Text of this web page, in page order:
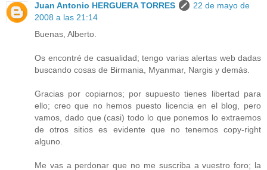
Juan Antonio HERGUERA TORRES
22 de mayo de
2008 a las 21:14
Buenas, Alberto.
Os encontré de casualidad; tengo varias alertas web dadas
buscando cosas de Birmania, Myanmar, Nargis y demás.
Gracias por copiarnos; por supuesto tienes libertad para
ello; creo que no hemos puesto licencia en el blog, pero
vamos, dado que (casi) todo lo que ponemos lo extraemos
de otros sitios es evidente que no tenemos copy-right
alguno.
Me vas a perdonar que no me suscriba a vuestro foro; la